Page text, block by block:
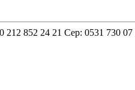
852 24 21 Cep: 0531 730 07